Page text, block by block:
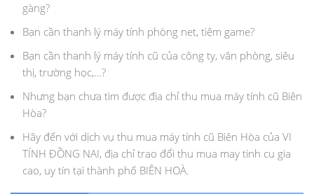
gàng?
Bạn cần thanh lý máy tính phòng net, tiệm game?
Bạn cần thanh lý máy tính cũ của công ty, văn phòng, siêu
thị, trường học,…?
Nhưng bạn chưa tìm được địa chỉ thu mua máy tính cũ Biên
Hòa?
Hãy đến với dịch vụ thu mua máy tính cũ Biên Hòa của VI
TÍNH ĐỒNG NAI, địa chỉ trao đổi thu mua may tinh cu gia
cao, uy tín tại thành phố BIÊN HOÀ.